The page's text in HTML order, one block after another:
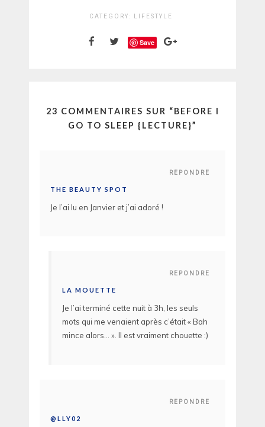
CATEGORY: LIFESTYLE
Save
23 COMMENTAIRES SUR “BEFORE I
GO TO SLEEP {LECTURE}”
REPONDRE
THE BEAUTY SPOT
Je l’ai lu en Janvier et j’ai adoré !
REPONDRE
LA MOUETTE
Je l’ai terminé cette nuit à 3h, les seuls
mots qui me venaient après c’était « Bah
mince alors… ». Il est vraiment chouette :)
REPONDRE
@LLY02